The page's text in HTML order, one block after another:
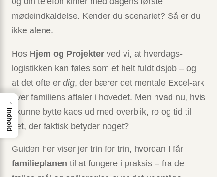
mødeindkaldelse. Kender du scenariet? Så er du
ikke alene.
Hos Hjem og Projekter ved vi, at hverdags­
logistikken kan føles som et helt fuldtidsjob – og
at det ofte er dig, der bærer det mentale Excel-ark
over familiens aftaler i hovedet. Men hvad nu, hvis
I kunne bytte kaos ud med overblik, ro og tid til
det, der faktisk betyder noget?
Guiden her viser jer trin for trin, hvordan I får
familieplanen til at fungere i praksis – fra de
→
Indhold